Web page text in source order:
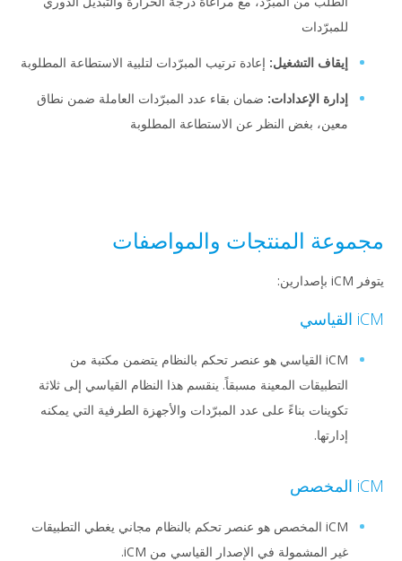
للمبرّدات
إيقاف التشغيل: إعادة ترتيب المبرّدات لتلبية الاستطاعة المطلوبة
إدارة الإعدادات: ضمان بقاء عدد المبرّدات العاملة ضمن نطاق
معين، بغض النظر عن الاستطاعة المطلوبة
مجموعة المنتجات والمواصفات
يتوفر iCM بإصدارين:
iCM القياسي
iCM القياسي هو عنصر تحكم بالنظام يتضمن مكتبة من
التطبيقات المعينة مسبقاً. ينقسم هذا النظام القياسي إلى ثلاثة
تكوينات بناءً على عدد المبرّدات والأجهزة الطرفية التي يمكنه
إدارتها.
iCM المخصص
iCM المخصص هو عنصر تحكم بالنظام مجاني يغطي التطبيقات
غير المشمولة في الإصدار القياسي من iCM.